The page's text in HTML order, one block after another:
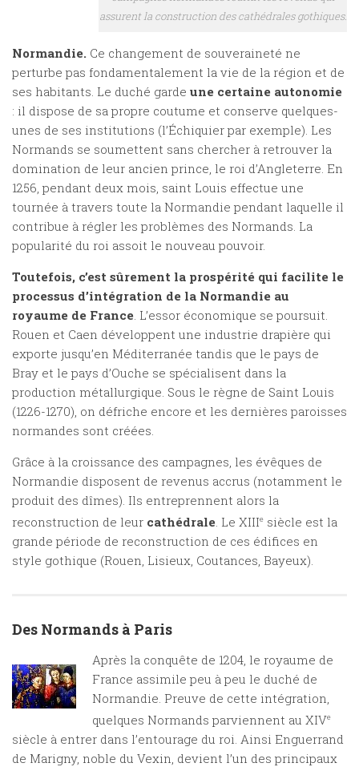
assurent la construction des cathédrales gothiques.
Normandie. Ce changement de souveraineté ne
perturbe pas fondamentalement la vie de la région et de
ses habitants. Le duché garde une certaine autonomie
: il dispose de sa propre coutume et conserve quelques-
unes de ses institutions (l’Échiquier par exemple). Les
Normands se soumettent sans chercher à retrouver la
domination de leur ancien prince, le roi d’Angleterre. En
1256, pendant deux mois, saint Louis effectue une
tournée à travers toute la Normandie pendant laquelle il
contribue à régler les problèmes des Normands. La
popularité du roi assoit le nouveau pouvoir.
Toutefois, c’est sûrement la prospérité qui facilite le
processus d’intégration de la Normandie au
royaume de France. L’essor économique se poursuit.
Rouen et Caen développent une industrie drapière qui
exporte jusqu’en Méditerranée tandis que le pays de
Bray et le pays d’Ouche se spécialisent dans la
production métallurgique. Sous le règne de Saint Louis
(1226-1270), on défriche encore et les dernières paroisses
normandes sont créées.
Grâce à la croissance des campagnes, les évêques de
Normandie disposent de revenus accrus (notamment le
produit des dîmes). Ils entreprennent alors la
reconstruction de leur cathédrale. Le XIIIe siècle est la
grande période de reconstruction de ces édifices en
style gothique (Rouen, Lisieux, Coutances, Bayeux).
Des Normands à Paris
Après la conquête de 1204, le royaume de
France assimile peu à peu le duché de
Normandie. Preuve de cette intégration,
quelques Normands parviennent au XIVe
siècle à entrer dans l’entourage du roi. Ainsi Enguerrand
de Marigny, noble du Vexin, devient l’un des principaux